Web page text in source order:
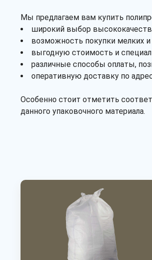
Мы предлагаем вам купить
широкий выбор
возможность покупки мелких
выгодную стоимость и
различные способы оплаты,
оперативную доставку по
Особенно стоит отметить
данного упаковочного материала.